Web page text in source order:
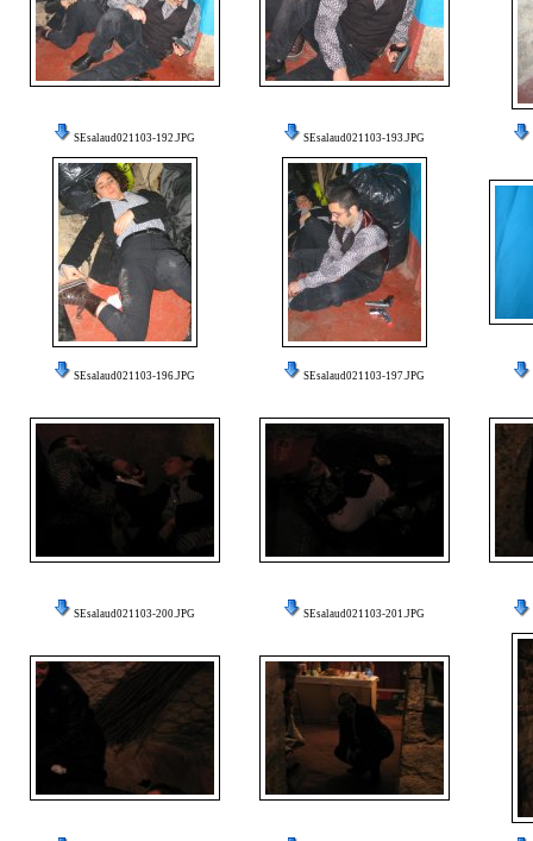
SEsalaud021103-192.JPG SEsalaud021103-193.JPG
SEsalaud021103-196.JPG SEsalaud021103-197.JPG
SEsalaud021103-200.JPG SEsalaud021103-201.JPG